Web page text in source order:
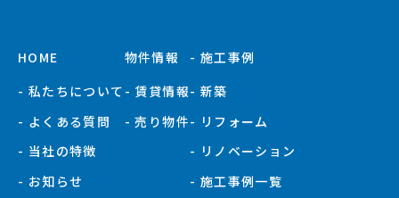
HOME
- 私たちについて
- よくある質問
- 当社の特徴
- お知らせ
物件情報
- 賃貸情報
- 売り物件
- 施工事例
- 新築
- リフォーム
- リノベーション
- 施工事例一覧